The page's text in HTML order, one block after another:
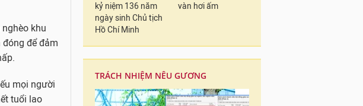
khu
để đảm
mọi người
tuổi lao
kỷ niệm 136 năm
ngày sinh Chủ tịch
Hồ Chí Minh
vàn hơi ấm
TRÁCH NHIỆM NÊU GƯƠNG